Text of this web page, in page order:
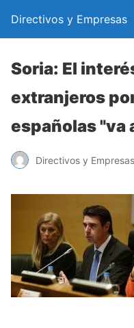
Directivos y Empresas
Soria: El
extranjeros
españolas "va
Directivos y Empresas